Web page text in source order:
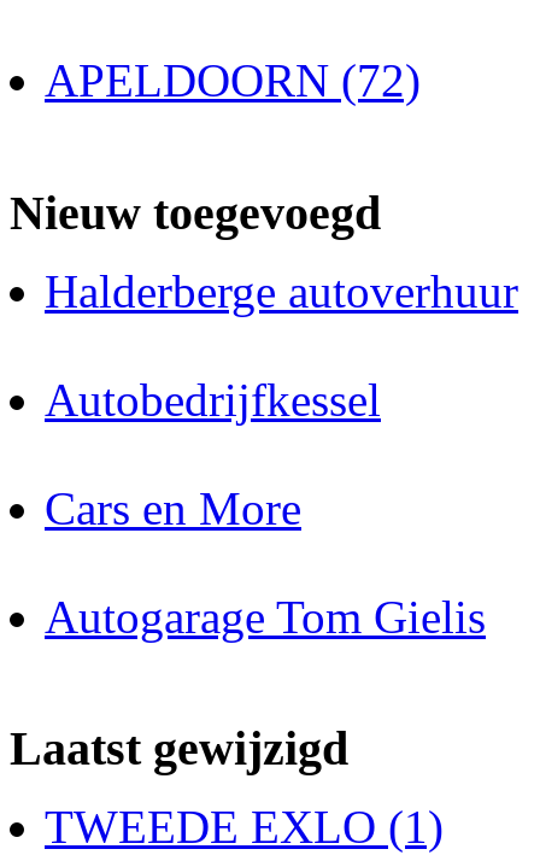
APELDOORN (72)
Nieuw toegevoegd
Halderberge autoverhuur
Autobedrijfkessel
Cars en More
Autogarage Tom Gielis
Laatst gewijzigd
TWEEDE EXLO (1)